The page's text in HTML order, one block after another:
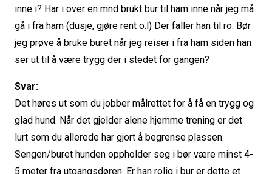
inne i? Har i over en mnd brukt bur til ham inne når jeg må
gå i fra ham (dusje, gjøre rent o.l) Der faller han til ro. Bør
jeg prøve å bruke buret når jeg reiser i fra ham siden han
ser ut til å være trygg der i stedet for gangen?
Svar:
Det høres ut som du jobber målrettet for å få en trygg og
glad hund. Når det gjelder alene hjemme trening er det
lurt som du allerede har gjort å begrense plassen.
Sengen/buret hunden oppholder seg i bør være minst 4-
5 meter fra utgangsdøren. Er han rolig i bur er dette et